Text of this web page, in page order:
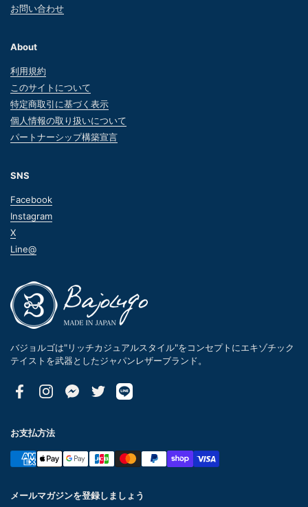
お問い合わせ
About
利用規約
このサイトについて
特定商取引に基づく表示
個人情報の取り扱いについて
パートナーシップ構築宣言
SNS
Facebook
Instagram
X
Line@
バジョルゴは"リッチカジュアルスタイル"をコンセプトにエキゾチック
テイストを武器としたジャパンレザーブランド。
FacebookInstagramMessenger
Twitter
お支払方法
メールマガジンを登録しましょう